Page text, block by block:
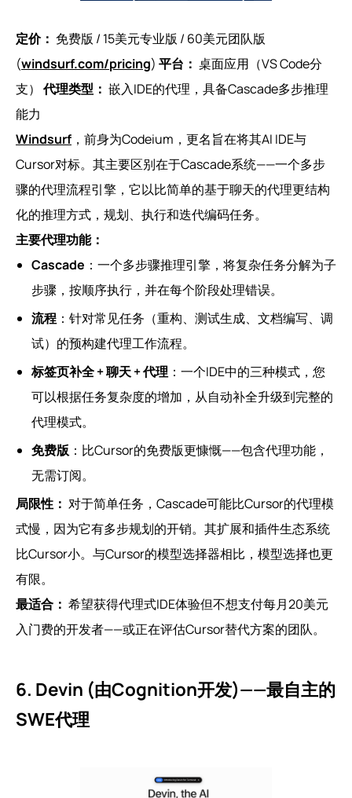
定价： 免费版 / 15美元专业版 / 60美元团队版
(windsurf.com/pricing) 平台： 桌面应用（VS Code分
支）代理类型： 嵌入IDE的代理，具备Cascade多步推理
能力
Windsurf ，前身为Codeium，更名旨在将其AI IDE与
Cursor对标。其主要区别在于Cascade系统——一个多步
骤的代理流程引擎，它以比简单的基于聊天的代理更结构
化的推理方式，规划、执行和迭代编码任务。
主要代理功能：
Cascade ：一个多步骤推理引擎，将复杂任务分解为子
步骤，按顺序执行，并在每个阶段处理错误。
流程 ：针对常见任务（重构、测试生成、文档编写、调
试）的预构建代理工作流程。
标签页补全 + 聊天 + 代理 ：一个IDE中的三种模式，您
可以根据任务复杂度的增加，从自动补全升级到完整的
代理模式。
免费版 ：比Cursor的免费版更慷慨——包含代理功能，
无需订阅。
局限性： 对于简单任务，Cascade可能比Cursor的代理模
式慢，因为它有多步规划的开销。其扩展和插件生态系统
比Cursor小。与Cursor的模型选择器相比，模型选择也更
有限。
最适合： 希望获得代理式IDE体验但不想支付每月20美元
入门费的开发者——或正在评估Cursor替代方案的团队。
6. Devin (由Cognition开发)——最自主的
SWE代理